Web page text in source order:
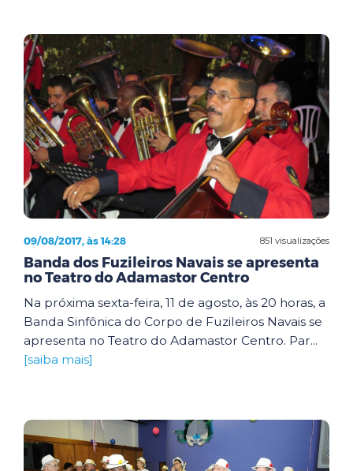
851 visualizações
09/08/2017, às 14:28
Banda dos Fuzileiros Navais se apresenta
no Teatro do Adamastor Centro
Na próxima sexta-feira, 11 de agosto, às 20 horas, a
Banda Sinfônica do Corpo de Fuzileiros Navais se
apresenta no Teatro do Adamastor Centro. Par...
[saiba mais]